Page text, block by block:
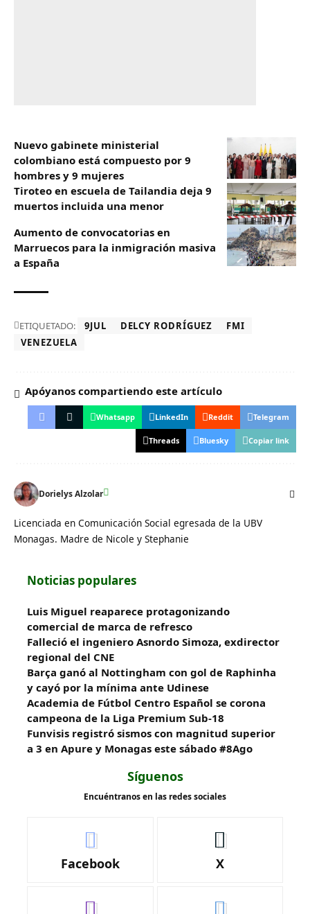
Nuevo gabinete ministerial
colombiano está compuesto por 9
hombres y 9 mujeres
Tiroteo en escuela de Tailandia deja 9
muertos incluida una menor
Aumento de convocatorias en
Marruecos para la inmigración masiva
a España
ETIQUETADO: 9JUL DELCY RODRÍGUEZ
FMI
VENEZUELA
Apóyanos compartiendo este artículo
Whatsapp LinkedIn Reddit Telegram
Threads Bluesky Copiar link
Dorielys Alzolar
Licenciada en Comunicación Social egresada de la UBV
Monagas. Madre de Nicole y Stephanie
Noticias populares
Luis Miguel reaparece protagonizando
comercial de marca de refresco
Falleció el ingeniero Asnordo Simoza, exdirector
regional del CNE
Barça ganó al Nottingham con gol de Raphinha
y cayó por la mínima ante Udinese
Academia de Fútbol Centro Español se corona
campeona de la Liga Premium Sub-18
Funvisis registró sismos con magnitud superior
a 3 en Apure y Monagas este sábado #8Ago
Síguenos
Encuéntranos en las redes sociales
Facebook X